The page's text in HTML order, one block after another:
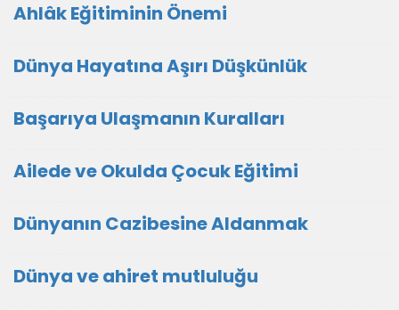
Ahlâk Eğitiminin Önemi
Dünya Hayatına Aşırı Düşkünlük
Başarıya Ulaşmanın Kuralları
Ailede ve Okulda Çocuk Eğitimi
Dünyanın Cazibesine Aldanmak
Dünya ve ahiret mutluluğu